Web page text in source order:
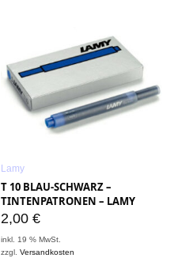
Lamy
T 10 BLAU-SCHWARZ –
TINTENPATRONEN – LAMY
2,00 €
inkl. 19 % MwSt.
zzgl.Versandkosten